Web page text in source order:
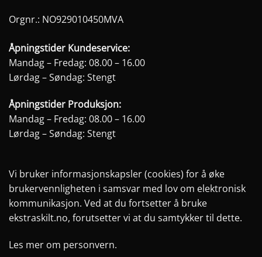
Orgnr.: NO929010450MVA
Åpningstider Kundeservice:
Mandag – Fredag: 08.00 – 16.00
Lørdag – Søndag: Stengt
Åpningstider Produksjon:
Mandag – Fredag: 08.00 – 16.00
Lørdag – Søndag: Stengt
Vi bruker informasjonskapsler (cookies) for å øke
brukervennligheten i samsvar med lov om elektronisk
kommunikasjon. Ved at du fortsetter å bruke
ekstraskilt.no, forutsetter vi at du samtykker til dette.
Les mer om personvern.